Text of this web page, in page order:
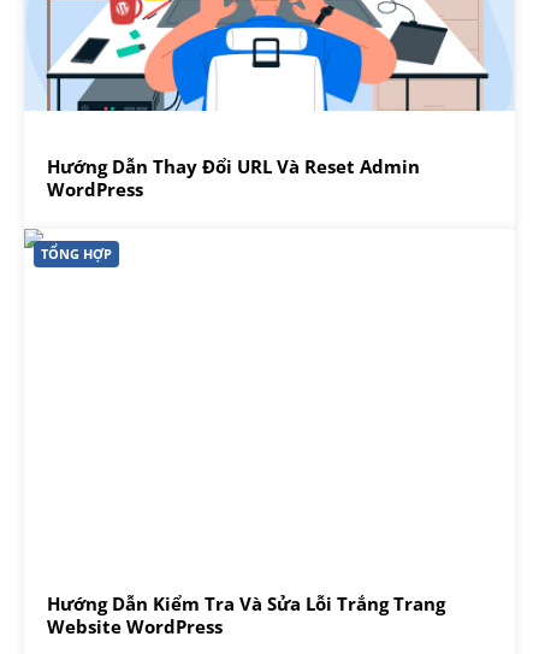
Hướng Dẫn Thay Đổi URL Và Reset Admin
WordPress
TỔNG HỢP
Hướng Dẫn Kiểm Tra Và Sửa Lỗi Trắng Trang
Website WordPress